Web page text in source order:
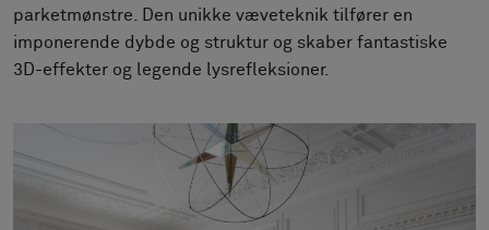
Designersamarbejder
parketmønstre. Den unikke væveteknik tilfører en
imponerende dybde og struktur og skaber fantastiske
3D-effekter og legende lysrefleksioner.